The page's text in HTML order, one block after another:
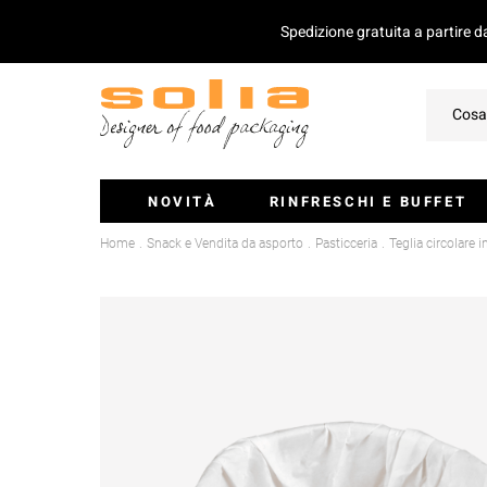
Spedizione gratuita a partire
NOVITÀ RINFRESCHI E BUFFET
Ciotoline E Monoporzioni
Stecchini E Mini-Posate
Home Snack e Vendita da asporto Pasticceria Teglia circolare